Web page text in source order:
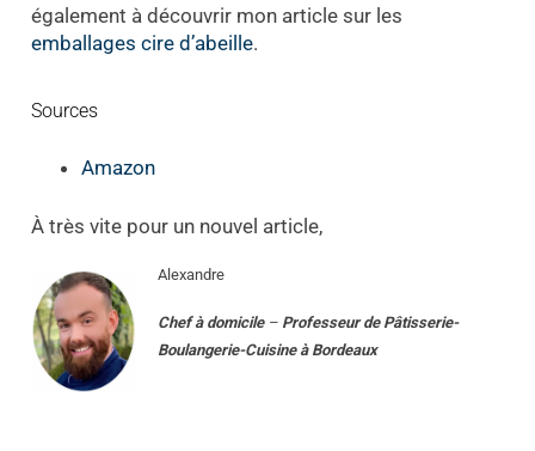
également à découvrir mon article sur les
emballages cire d’abeille.
Sources
Amazon
À très vite pour un nouvel article,
Alexandre
Chef à domicile– Professeur de Pâtisserie-
Boulangerie-Cuisine à Bordeaux